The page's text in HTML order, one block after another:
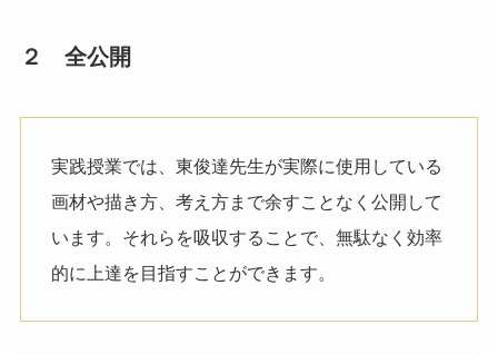
２ 全公開
実践授業では、東俊達先生が実際に使用している
画材や描き方、考え方まで余すことなく公開して
います。それらを吸収することで、無駄なく効率
的に上達を目指すことができます。